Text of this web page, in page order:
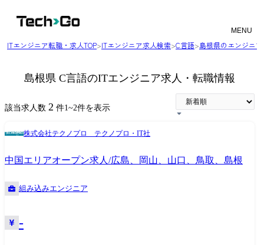
MENU
ITエンジニア転職・求人TOP>ITエンジニア求人検索>C言語>島根県のエンジニ
島根県 C言語のITエンジニア求人・転職情報
該当求人数 2 件1~2件を表示
株式会社テクノプロ テクノプロ・IT社
中国エリアオープン求人/広島、岡山、山口、鳥取、島根
組み込みエンジニア
-